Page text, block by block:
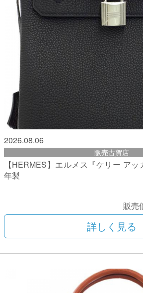
2026.08.06
販売古賀店
【HERMES】エルメス『ケリー ア
年製
販売
詳しく見る